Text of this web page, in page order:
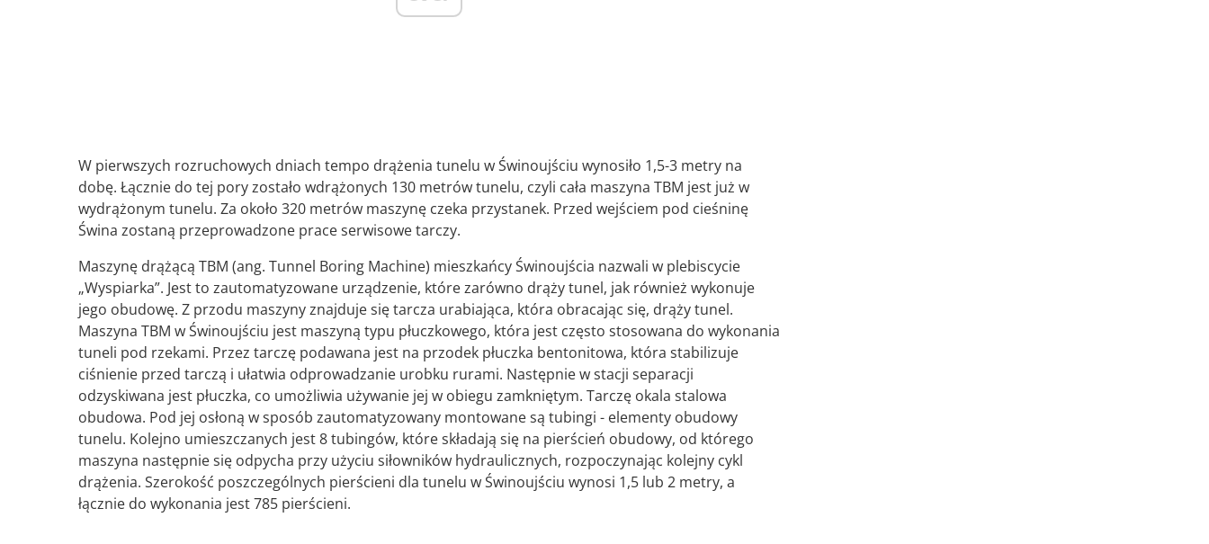
W pierwszych rozruchowych dniach tempo drążenia tunelu w Świnoujściu wynosiło 1,5-3 metry na
dobę. Łącznie do tej pory zostało wdrążonych 130 metrów tunelu, czyli cała maszyna TBM jest już w
wydrążonym tunelu. Za około 320 metrów maszynę czeka przystanek. Przed wejściem pod cieśninę
Świna zostaną przeprowadzone prace serwisowe tarczy.
Maszynę drążącą TBM (ang. Tunnel Boring Machine) mieszkańcy Świnoujścia nazwali w plebiscycie
„Wyspiarka”. Jest to zautomatyzowane urządzenie, które zarówno drąży tunel, jak również wykonuje
jego obudowę. Z przodu maszyny znajduje się tarcza urabiająca, która obracając się, drąży tunel.
Maszyna TBM w Świnoujściu jest maszyną typu płuczkowego, która jest często stosowana do wykonania
tuneli pod rzekami. Przez tarczę podawana jest na przodek płuczka bentonitowa, która stabilizuje
ciśnienie przed tarczą i ułatwia odprowadzanie urobku rurami. Następnie w stacji separacji
odzyskiwana jest płuczka, co umożliwia używanie jej w obiegu zamkniętym. Tarczę okala stalowa
obudowa. Pod jej osłoną w sposób zautomatyzowany montowane są tubingi - elementy obudowy
tunelu. Kolejno umieszczanych jest 8 tubingów, które składają się na pierścień obudowy, od którego
maszyna następnie się odpycha przy użyciu siłowników hydraulicznych, rozpoczynając kolejny cykl
drążenia. Szerokość poszczególnych pierścieni dla tunelu w Świnoujściu wynosi 1,5 lub 2 metry, a
łącznie do wykonania jest 785 pierścieni.